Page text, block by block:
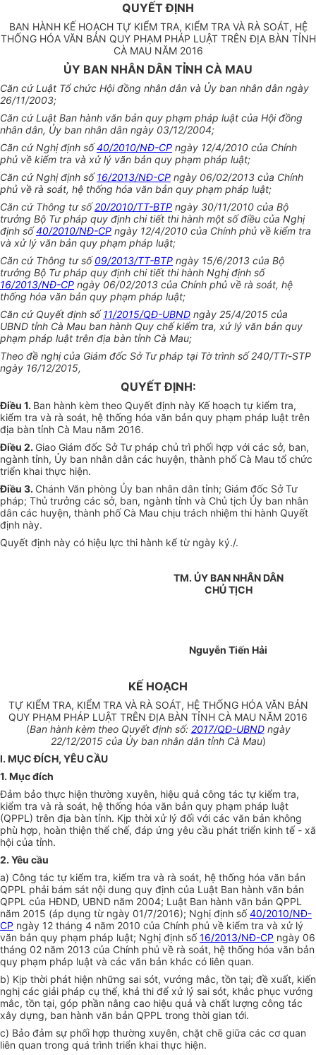
QUYẾT ĐỊNH
BAN HÀNH KẾ HOẠCH TỰ KIỂM TRA, KIỂM TRA VÀ RÀ SOÁT, HỆ
THỐNG HÓA VĂN BẢN QUY PHẠM PHÁP LUẬT TRÊN ĐỊA BÀN TỈNH
CÀ MAU NĂM 2016
ỦY BAN NHÂN DÂN TỈNH CÀ MAU
Căn cứ Luật Tổ chức Hội đồng nhân dân và Ủy ban nhân dân ngày
26/11/2003;
Căn cứ Luật Ban hành văn bản quy phạm pháp luật của Hội đồng
nhân dân, Ủy ban nhân dân ngày 03/12/2004;
Căn cứ Nghị định số40/2010/NĐ-CP ngày 12/4/2010 của Chính
phủ về kiểm tra và xử lý văn bản quy phạm pháp luật;
Căn cứ Nghị định số16/2013/NĐ-CP ngày 06/02/2013 của Chính
phủ về rà soát, hệ thống hóa văn bản quy phạm pháp luật;
Căn cứ Thông tư số20/2010/TT-BTP ngày 30/11/2010 của Bộ
trưởng Bộ Tư pháp quy định chi tiết thi hành một số điều của Nghị
định số40/2010/NĐ-CP ngày 12/4/2010 của Chính phủ về kiểm tra
và xử lý văn bản quy phạm pháp luật;
Căn cứ Thông tư số09/2013/TT-BTP ngày 15/6/2013 của Bộ
trưởng Bộ Tư pháp quy định chi tiết thi hành Nghị định số
16/2013/NĐ-CP ngày 06/02/2013 của Chính phủ về rà soát, hệ
thống hóa văn bản quy phạm pháp luật;
Căn cứ Quyết định số11/2015/QĐ-UBND ngày 25/4/2015 của
UBND tỉnh Cà Mau ban hành Quy chế kiểm tra, xử lý văn bản quy
phạm pháp luật trên địa bàn tỉnh Cà Mau;
Theo đề nghị của Giám đốc Sở Tư pháp tại Tờ trình số 240/TTr-STP
ngày 16/12/2015,
QUYẾT ĐỊNH:
Điều 1. Ban hành kèm theo Quyết định này Kế hoạch tự kiểm tra,
kiểm tra và rà soát, hệ thống hóa văn bản quy phạm pháp luật trên
địa bàn tỉnh Cà Mau năm 2016.
Điều 2. Giao Giám đốc Sở Tư pháp chủ trì phối hợp với các sở, ban,
ngành tỉnh, Ủy ban nhân dân các huyện, thành phố Cà Mau tổ chức
triển khai thực hiện.
Điều 3. Chánh Văn phòng Ủy ban nhân dân tỉnh; Giám đốc Sở Tư
pháp; Thủ trưởng các sở, ban, ngành tỉnh và Chủ tịch Ủy ban nhân
dân các huyện, thành phố Cà Mau chịu trách nhiệm thi hành Quyết
định này.
Quyết định này có hiệu lực thi hành kể từ ngày ký./.
TM. ỦY BAN NHÂN DÂN
CHỦ TỊCH
Nguyễn Tiến Hải
KẾ HOẠCH
TỰ KIỂM TRA, KIỂM TRA VÀ RÀ SOÁT, HỆ THỐNG HÓA VĂN BẢN
QUY PHẠM PHÁP LUẬT TRÊN ĐỊA BÀN TỈNH CÀ MAU NĂM 2016
(Ban hành kèm theo Quyết định số: 2017/QĐ-UBNDngày
22/12/2015 của Ủy ban nhân dân tỉnh Cà Mau)
I. MỤC ĐÍCH, YÊU CẦU
1. Mục đích
Đảm bảo thực hiện thường xuyên, hiệu quả công tác tự kiểm tra,
kiểm tra và rà soát, hệ thống hóa văn bản quy phạm pháp luật
(QPPL) trên địa bàn tỉnh. Kịp thời xử lý đối với các văn bản không
phù hợp, hoàn thiện thể chế, đáp ứng yêu cầu phát triển kinh tế - xã
hội của tỉnh.
2. Yêu cầu
a) Công tác tự kiểm tra, kiểm tra và rà soát, hệ thống hóa văn bản
QPPL phải bám sát nội dung quy định của Luật Ban hành văn bản
QPPL của HĐND, UBND năm 2004; Luật Ban hành văn bản QPPL
năm 2015 (áp dụng từ ngày 01/7/2016); Nghị định số40/2010/NĐ-
CP ngày 12 tháng 4 năm 2010 của Chính phủ về kiểm tra và xử lý
văn bản quy phạm pháp luật; Nghị định số16/2013/NĐ-CP ngày 06
tháng 02 năm 2013 của Chính phủ về rà soát, hệ thống hóa văn bản
quy phạm pháp luật và các văn bản khác có liên quan.
b) Kịp thời phát hiện những sai sót, vướng mắc, tồn tại; đề xuất, kiến
nghị các giải pháp cụ thể, khả thi để xử lý sai sót, khắc phục vướng
mắc, tồn tại, góp phần nâng cao hiệu quả và chất lượng công tác
xây dựng, ban hành văn bản QPPL trong thời gian tới.
c) Bảo đảm sự phối hợp thường xuyên, chặt chẽ giữa các cơ quan
liên quan trong quá trình triển khai thực hiện.